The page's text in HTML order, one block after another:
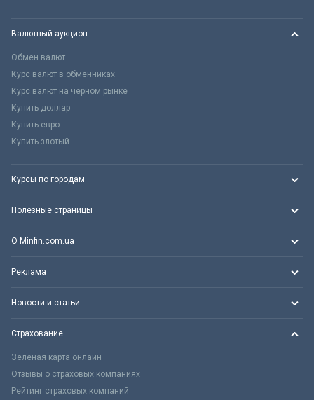
Валютный аукцион
Обмен валют
Курс валют в обменниках
Курс валют на черном рынке
Купить доллар
Купить евро
Купить злотый
Курсы по городам
Полезные страницы
О Minfin.com.ua
Реклама
Новости и статьи
Страхование
Зеленая карта онлайн
Отзывы о страховых компаниях
Рейтинг страховых компаний